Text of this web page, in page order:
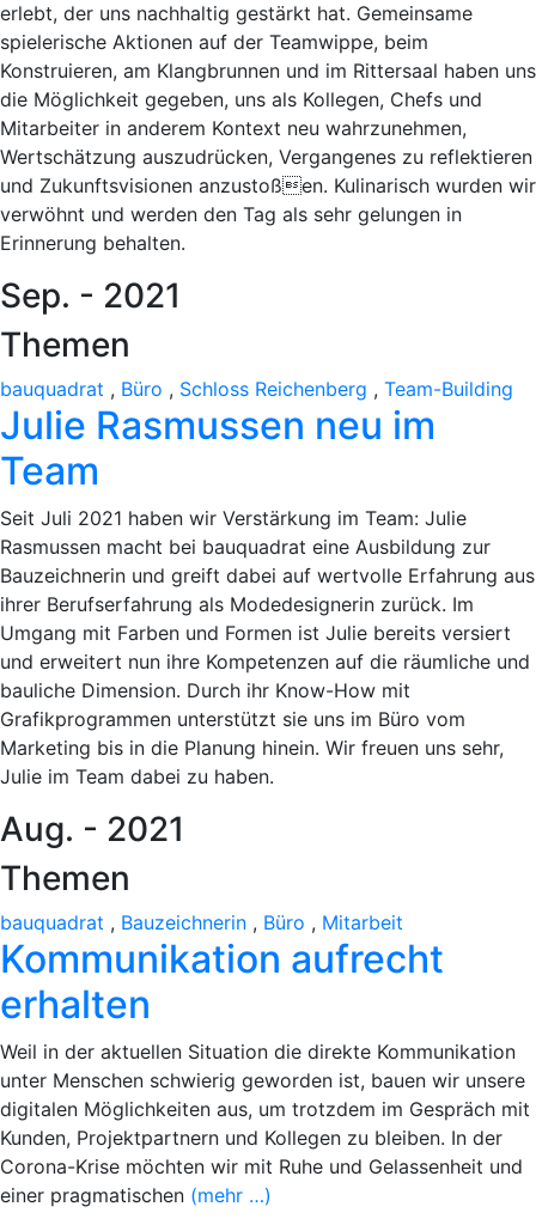
erlebt, der uns nachhaltig gestärkt hat. Gemeinsame
spielerische Aktionen auf der Teamwippe, beim
Konstruieren, am Klangbrunnen und im Rittersaal haben uns
die Möglichkeit gegeben, uns als Kollegen, Chefs und
Mitarbeiter in anderem Kontext neu wahrzunehmen,
Wertschätzung auszudrücken, Vergangenes zu reflektieren
und Zukunftsvisionen anzustoßen. Kulinarisch wurden wir
verwöhnt und werden den Tag als sehr gelungen in
Erinnerung behalten.
Sep. - 2021
Themen
bauquadrat , Büro , Schloss Reichenberg , Team-Building
Julie Rasmussen neu im
Team
Seit Juli 2021 haben wir Verstärkung im Team: Julie
Rasmussen macht bei bauquadrat eine Ausbildung zur
Bauzeichnerin und greift dabei auf wertvolle Erfahrung aus
ihrer Berufserfahrung als Modedesignerin zurück. Im
Umgang mit Farben und Formen ist Julie bereits versiert
und erweitert nun ihre Kompetenzen auf die räumliche und
bauliche Dimension. Durch ihr Know-How mit
Grafikprogrammen unterstützt sie uns im Büro vom
Marketing bis in die Planung hinein. Wir freuen uns sehr,
Julie im Team dabei zu haben.
Aug. - 2021
Themen
bauquadrat , Bauzeichnerin , Büro , Mitarbeit
Kommunikation aufrecht
erhalten
Weil in der aktuellen Situation die direkte Kommunikation
unter Menschen schwierig geworden ist, bauen wir unsere
digitalen Möglichkeiten aus, um trotzdem im Gespräch mit
Kunden, Projektpartnern und Kollegen zu bleiben. In der
Corona-Krise möchten wir mit Ruhe und Gelassenheit und
einer pragmatischen (mehr …)